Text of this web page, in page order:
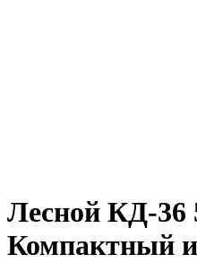
Лесной КД-36
Компактный